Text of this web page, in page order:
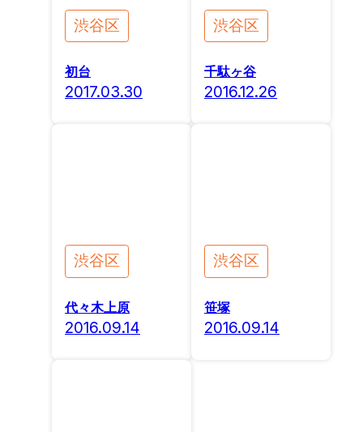
渋谷区
初台
2017.03.30
渋谷区
千駄ヶ谷
2016.12.26
渋谷区
代々木上原
2016.09.14
渋谷区
笹塚
2016.09.14